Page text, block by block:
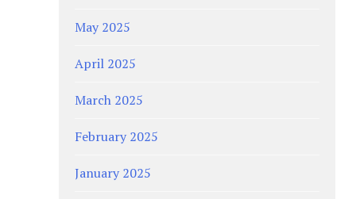
May 2025
April 2025
March 2025
February 2025
January 2025